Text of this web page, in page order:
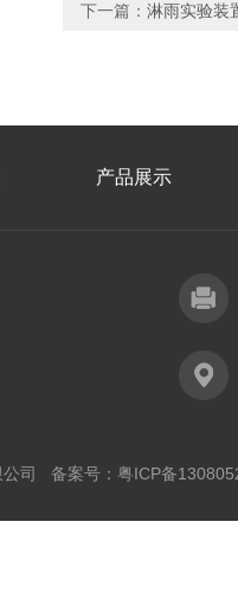
下一篇： 淋雨实验装
产品展示
司 备案号： 粤ICP备